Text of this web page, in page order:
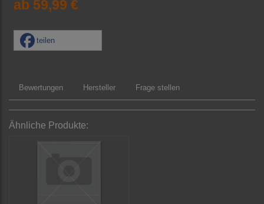
ab 59,99 €
teilen
Bewertungen Hersteller Frage stellen
Ähnliche Produkte: